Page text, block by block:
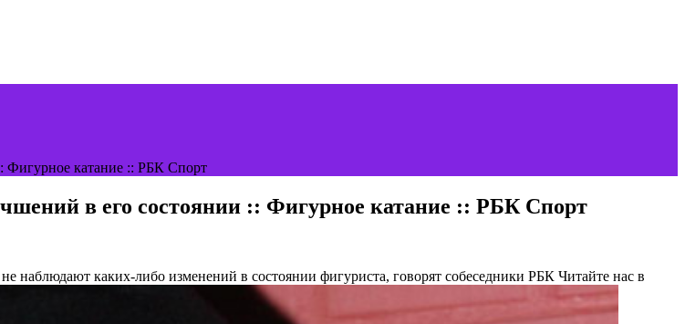
Фигурное катание :: РБК Спорт
в его состоянии :: Фигурное катание :: РБК Спорт
наблюдают каких-либо изменений в состоянии фигуриста, говорят собеседники РБК Читайте нас в